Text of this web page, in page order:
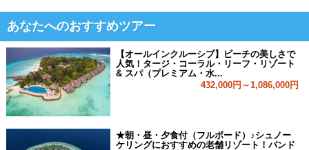
あなたへのおすすめツアー
【オールインクルーシブ】ビーチの美しさで
人気！タージ・コーラル・リーフ・リゾート
& スパ（プレミアム・水...
432,000円～1,086,000円
★朝・昼・夕食付（フルボード）♪シュノー
ケリングにおすすめの老舗リゾート！バンド